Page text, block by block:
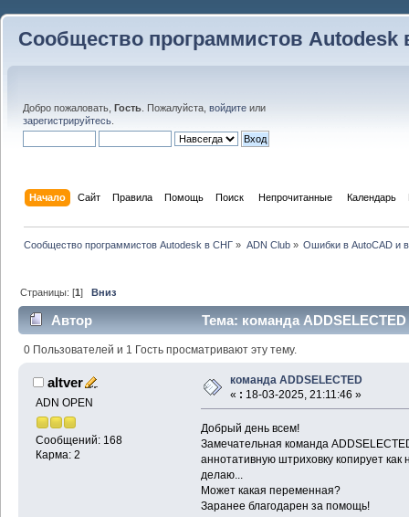
Сообщество программистов Autodesk
Добро пожаловать, Гость . Пожалуйста, войдите или
зарегистрируйтесь
Начало Сайт Правила Помощь Поиск Непрочитанные Календарь
Сообщество программистов Autodesk в СНГ » ADN Club» Ошибки в AutoCAD и
Страницы: [1]Вниз
Автор Тема: команда
0 Пользователей и 1 Гость просматривают эту тему.
altver
ADN OPEN
Сообщений: 168
Карма: 2
команда ADDSELECTED
« : 18-03-2025, 21:11:46 »
Добрый день всем!
Замечательная команда
аннотативную штриховку копирует
делаю...
Может какая переменная?
Заранее благодарен за помощь!